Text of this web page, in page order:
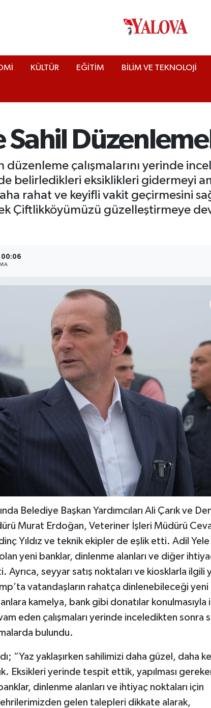
KÜLTÜR EĞİTİM BİLİM VE TEKNOLOJİ
Sahil
düzenleme çalışmalarını yerinde
belirledikleri eksiklikleri gidermeyi
rahat ve keyifli vakit geçirmesini
Çiftlikköyümüzü güzelleştirmeye
00:06
Belediye Başkan Yardımcıları Ali Çarık ve
Murat Erdoğan, Veteriner İşleri Müdürü
Yıldız ve teknik ekipler de eşlik etti. Adil Yele
yeni banklar, dinlenme alanları ve diğer
Ayrıca, seyyar satış noktaları ve kiosklarla ilgili
vatandaşların rahatça dinlenebileceği yeni
kamelya, bank gibi donatılar konulmasıyla
eden çalışmaları yerinde inceledikten sonra
bulundu.
“Yaz yaklaşırken sahilimizi daha güzel, daha
Eksikleri yerinde tespit ettik, yapılması
dinlenme alanları ve ihtiyaç noktaları için
gelen talepleri dikkate alarak,